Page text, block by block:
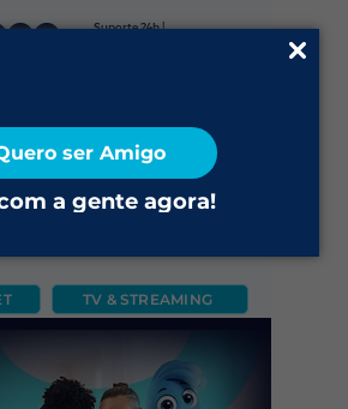
ser Amigo
a gente agora!
Suporte 24h |
2ª via do Boleto
TV & STREAMING